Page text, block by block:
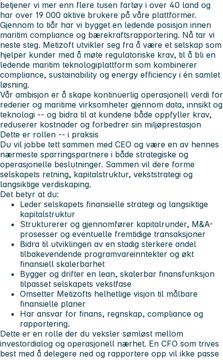
betjener vi mer enn flere tusen fartøy i over 40 land og
har over 19 000 aktive brukere på våre plattformer.
Gjennom to tiår har vi bygget en ledende posisjon innen
maritim compliance og bærekraftsrapportering. Nå tar vi
neste steg. Metizoft utvikler seg fra å være et selskap som
hjelper kunder med å møte regulatoriske krav, til å bli en
ledende maritim teknologiplattform som kombinerer
compliance, sustainability og energy efficiency i én samlet
løsning.
Vår ambisjon er å skape kontinuerlig operasjonell verdi for
rederier og maritime virksomheter gjennom data, innsikt og
teknologi -- og bidra til at kundene både oppfyller krav,
reduserer kostnader og forbedrer sin miljøprestasjon
Dette er rollen -- i praksis
Du vil jobbe tett sammen med CEO og være en av hennes
nærmeste sparringspartnere i både strategiske og
operasjonelle beslutninger. Sammen vil dere forme
selskapets retning, kapitalstruktur, vekststrategi og
langsiktige verdiskaping.
Det betyr at du:
Leder selskapets finansielle strategi og langsiktige
kapitalstruktur
Strukturerer og gjennomfører kapitalrunder, M&A-
prosesser og eventuelle fremtidige transaksjoner
Bidra til utviklingen av en stadig sterkere andel
tilbakevendende programvareinntekter og økt
finansiell skalerbarhet
Bygger og drifter en lean, skalerbar finansfunksjon
tilpasset selskapets vekstfase
Omsetter Metizofts helhetlige visjon til målbare
finansielle planer
Har ansvar for finans, regnskap, compliance og
rapportering.
Dette er en rolle der du veksler sømløst mellom
investordialog og operasjonell nærhet. En CFO som trives
best med å delegere ned og rapportere opp vil ikke passe